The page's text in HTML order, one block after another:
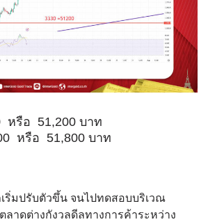
หรือ 51,200 บาท
หรือ 51,800 บาท
ริ่มปรับตัวขึ้น จนไปทดสอบบริเวณ
ลาดต่างกังวลดีลทางการค้าระหว่าง